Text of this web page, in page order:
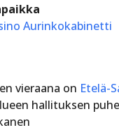
Aurinkokabinetti
vieraana on Etelä-
hallituksen